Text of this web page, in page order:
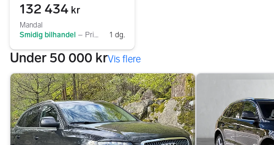
132 434 kr
Mandal
Smidig bilhandel – Privat 1 dg.
Under 50 000 krVis flere